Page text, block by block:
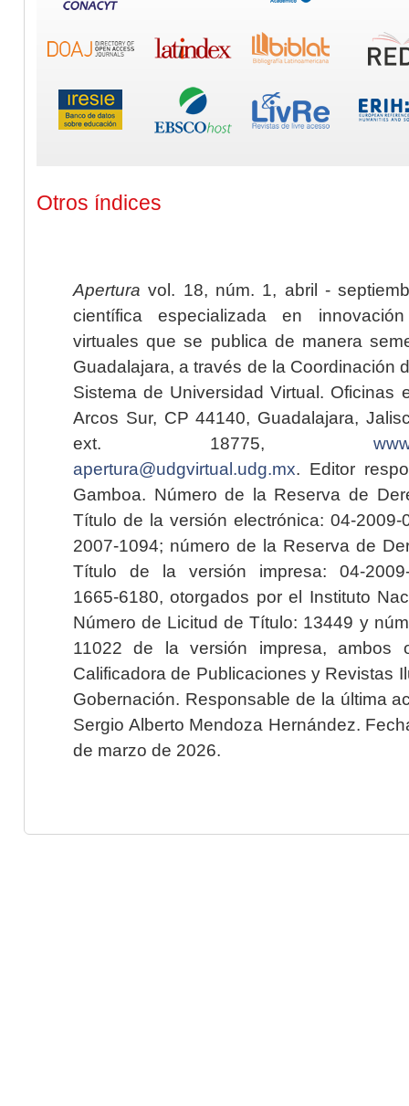
Otros índices
Apertura vol. 18, núm. 1, abril -
científica especializada en
virtuales que se publica de manera
Guadalajara, a través de la Coordinación
Sistema de Universidad Virtual. Oficinas
Arcos Sur, CP 44140, Guadalajara,
ext. 18775,
apertura@udgvirtual.udg.mx. Editor
Gamboa. Número de la Reserva de
Título de la versión electrónica: 04-2009-
2007-1094; número de la Reserva de
Título de la versión impresa: 04-2009-
1665-6180, otorgados por el Instituto
Número de Licitud de Título: 13449 y
11022 de la versión impresa, ambos
Calificadora de Publicaciones y Revistas
Gobernación. Responsable de la última
Sergio Alberto Mendoza Hernández.
de marzo de 2026.